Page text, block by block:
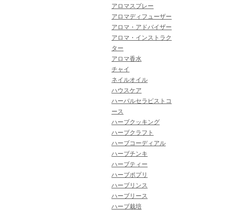
アロマスプレー
アロマディフューザー
アロマ・アドバイザー
アロマ・インストラク
ター
アロマ香水
チャイ
ネイルオイル
ハウスケア
ハーバルセラピストコ
ース
ハーブクッキング
ハーブクラフト
ハーブコーディアル
ハーブチンキ
ハーブティー
ハーブポプリ
ハーブリンス
ハーブリース
ハーブ栽培